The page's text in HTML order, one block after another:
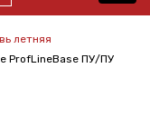
летняя
ProfLineBase ПУ/ПУ